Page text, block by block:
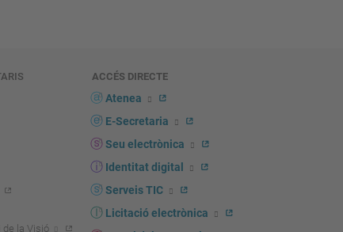
de la Visió
ACCÉS DIRECTE
Atenea
E-Secretaria
Seu electrònica
Identitat digital
Serveis TIC
Licitació electrònica